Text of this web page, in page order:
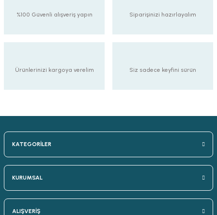
%100 Güvenli alışveriş yapın Siparişinizi hazırlayalım
Ürünlerinizi kargoya verelim Siz sadece keyfini sürün
KATEGORİLER
KURUMSAL
ALIŞVERİŞ